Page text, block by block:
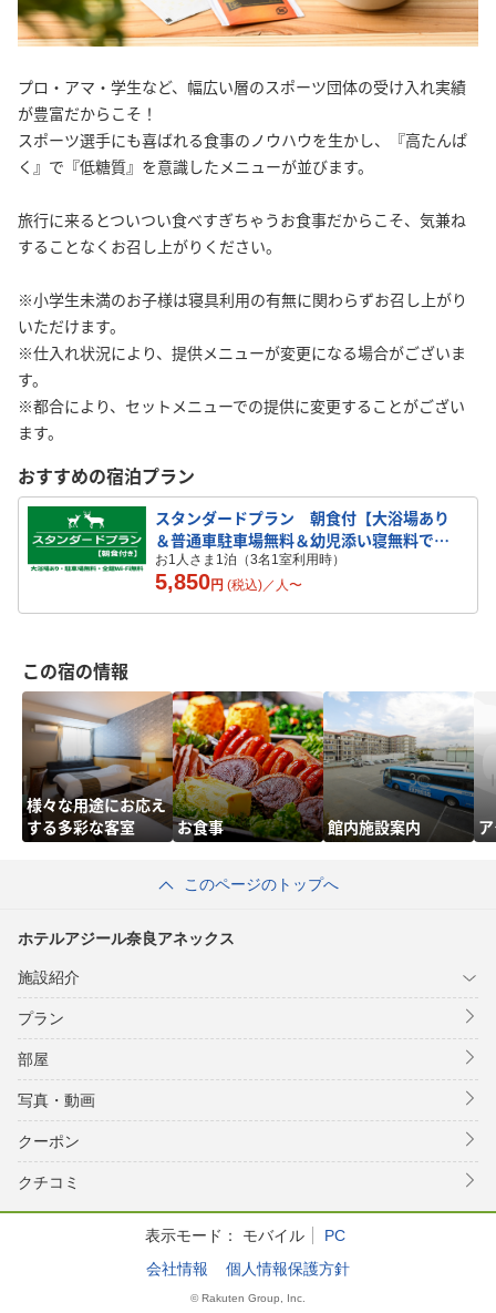
プロ・アマ・学生など、幅広い層のスポーツ団体の受け入れ実績
が豊富だからこそ！
スポーツ選手にも喜ばれる食事のノウハウを生かし、『高たんぱ
く』で『低糖質』を意識したメニューが並びます。
旅行に来るとついつい食べすぎちゃうお食事だからこそ、気兼ね
することなくお召し上がりください。
※小学生未満のお子様は寝具利用の有無に関わらずお召し上がり
いただけます。
※仕入れ状況により、提供メニューが変更になる場合がございま
す。
※都合により、セットメニューでの提供に変更することがござい
ます。
おすすめの宿泊プラン
スタンダードプラン 朝食付【大浴場あり
＆普通車駐車場無料＆幼児添い寝無料でお
気軽ステイ♪】
お1人さま1泊（3名1室利用時）
5,850円 (税込)／ 人 〜
この宿の情報
様々な用途にお応え
する多彩な客室
お食事 館内施設案内
このページのトップへ
ホテルアジール奈良アネックス
施設紹介
プラン
部屋
写真・動画
クーポン
クチコミ
表示モード： モバイル
PC
会社情報
個人情報保護方針
© Rakuten Group, Inc.